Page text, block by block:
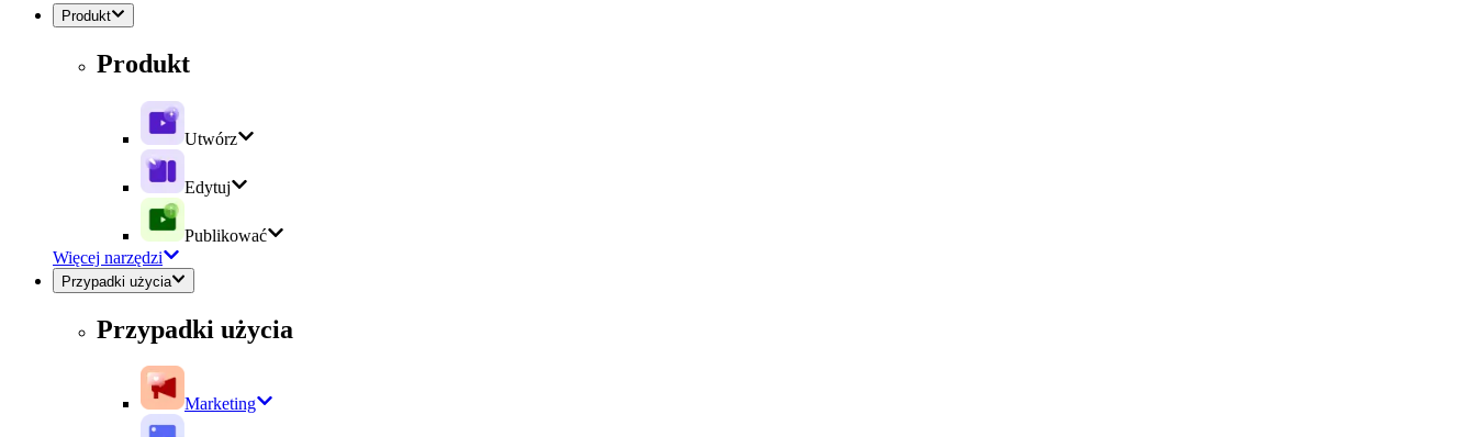
Produkt
Produkt
Utwórz
Edytuj
Publikować
Więcej narzędzi
Przypadki użycia
Przypadki użycia
Marketing